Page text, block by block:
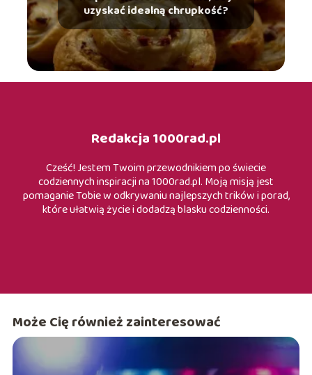
uzyskać idealną chrupkość?
Redakcja 1000rad.pl
Cześć! Jestem Twoim przewodnikiem po świecie
codziennych inspiracji na 1000rad.pl. Moją misją jest
pomaganie Tobie w odkrywaniu najlepszych trików i porad,
które ułatwią życie i dodadzą blasku codzienności.
Może Cię również zainteresować